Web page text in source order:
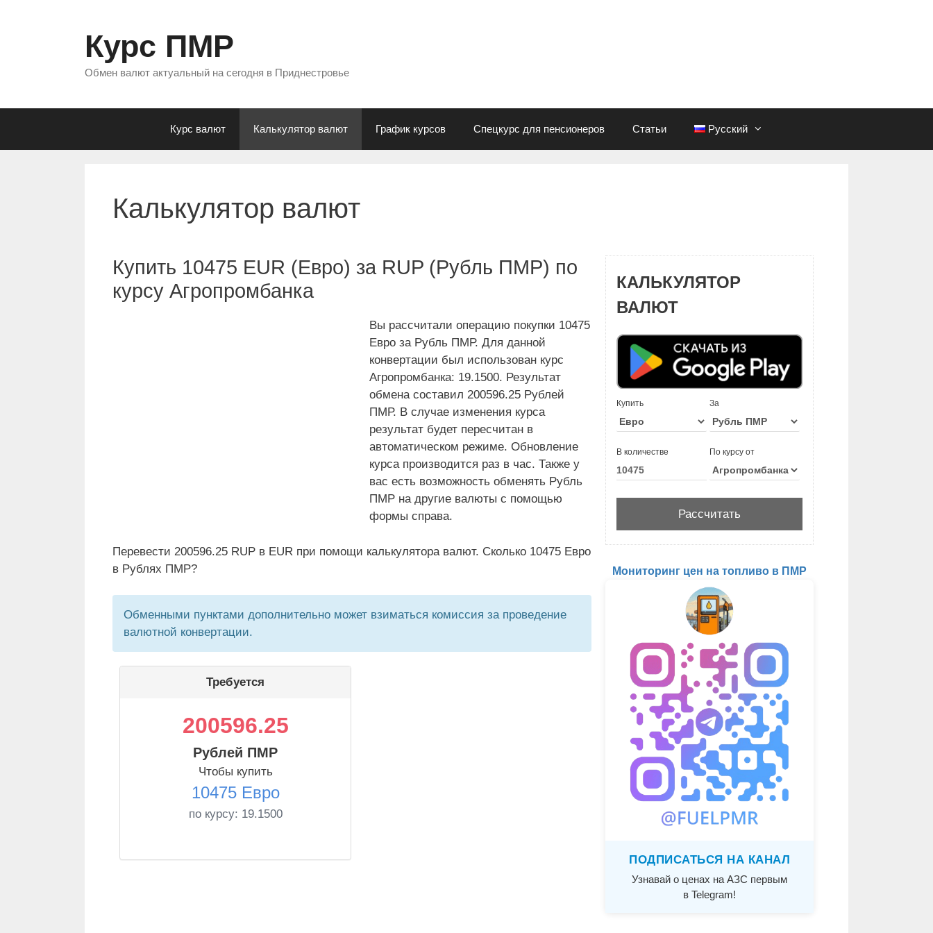
Курс ПМР
Обмен валют актуальный на сегодня в Приднестровье
Курс валют Калькулятор валют График курсов Спецкурс для пенсионеров Статьи Русский
Калькулятор валют
Купить 10475 EUR (Евро) за RUP (Рубль ПМР) по
курсу Агропромбанка
Вы рассчитали операцию покупки 10475
Евро за Рубль ПМР. Для данной
конвертации был использован курс
Агропромбанка: 19.1500. Результат
обмена составил 200596.25 Рублей
ПМР. В случае изменения курса
результат будет пересчитан в
автоматическом режиме. Обновление
курса производится раз в час. Также у
вас есть возможность обменять Рубль
ПМР на другие валюты с помощью
формы справа.
Перевести 200596.25 RUP в EUR при помощи калькулятора валют. Сколько 10475 Евро
в Рублях ПМР?
Обменными пунктами дополнительно может взиматься комиссия за проведение
валютной конвертации.
Требуется
200596.25
Рублей ПМР
Чтобы купить
10475 Евро
по курсу: 19.1500
КАЛЬКУЛЯТОР
ВАЛЮТ
Купить За
В количестве По курсу от
Мониторинг цен на топливо в ПМР
ПОДПИСАТЬСЯ НА КАНАЛ
Узнавай о ценах на АЗС первым
в Telegram!